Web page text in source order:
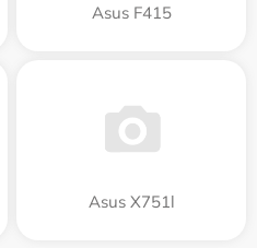
Asus F415
Asus X751l